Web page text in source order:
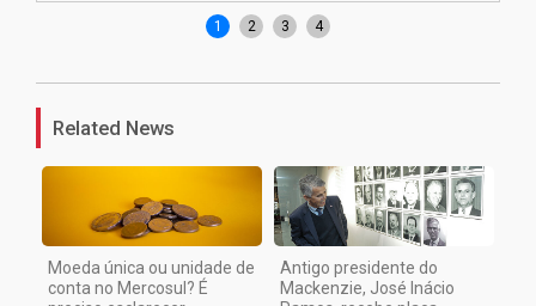
1 2 3 4
Related News
Moeda única ou unidade de
conta no Mercosul? É
Antigo presidente do
Mackenzie, José Inácio